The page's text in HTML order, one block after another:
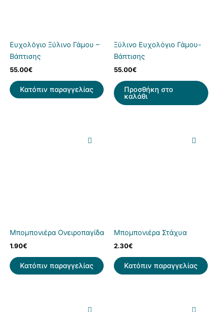
Ευχολόγιο Ξύλινο Γάμου –
Βάπτισης
55.00€
Κατόπιν παραγγελίας
Ξύλινο Ευχολόγιο Γάμου-
Βάπτισης
55.00€
Προσθήκη στο
καλάθι
Μπομπονιέρα Ονειροπαγίδα
1.90€
Κατόπιν παραγγελίας
Μπομπονιέρα Στάχυα
2.30€
Κατόπιν παραγγελίας